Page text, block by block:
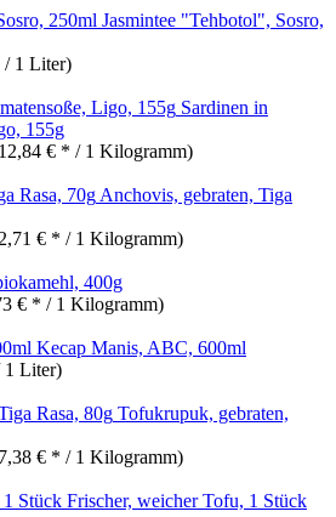
Jasmintee "Tehbotol", Sosro,
/ 1 Liter)
Sardinen in
155g
€ * / 1 Kilogramm)
Anchovis, gebraten, Tiga
€ * / 1 Kilogramm)
400g
€ * / 1 Kilogramm)
Kecap Manis, ABC, 600ml
1 Liter)
Tofukrupuk, gebraten,
€ * / 1 Kilogramm)
Frischer, weicher Tofu, 1 Stück